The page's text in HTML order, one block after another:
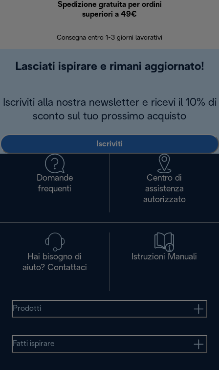
Spedizione gratuita per ordini
superiori a 49€
Consegna entro 1-3 giorni lavorativi
Lasciati ispirare e rimani aggiornato!
Iscriviti alla nostra newsletter e ricevi il 10% di
sconto sul tuo prossimo acquisto
Iscriviti
Domande
frequenti
Centro di
assistenza
autorizzato
Hai bisogno di
aiuto? Contattaci
Istruzioni Manuali
Prodotti
Fatti ispirare